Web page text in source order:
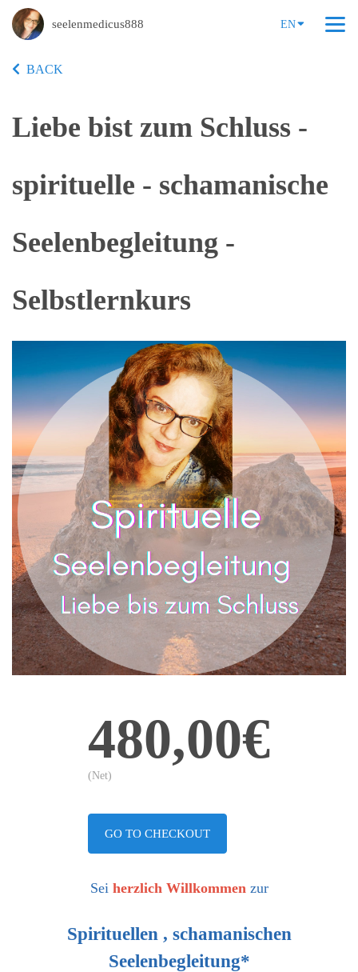
seelenmedicus888 EN
BACK
Liebe bist zum Schluss -
spirituelle - schamanische
Seelenbegleitung -
Selbstlernkurs
480,00€
(Net)
GO TO CHECKOUT
Sei herzlich Willkommen zur
Spirituellen , schamanischen
Seelenbegleitung*